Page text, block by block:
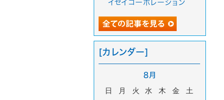
イセイコーポレーション
[カレンダー]
8月
日 月 火 水 木 金
土